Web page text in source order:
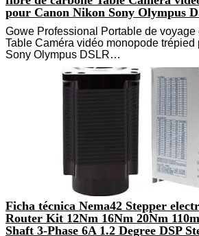
pour Canon Nikon Sony Olympus
Gowe Professional Portable de voyage
Table Caméra vidéo monopode trépied
Sony Olympus DSLR…
Ficha técnica Nema42 Stepper
Router Kit 12Nm 16Nm 20Nm
Shaft 3-Phase 6A 1.2 Degree DSP